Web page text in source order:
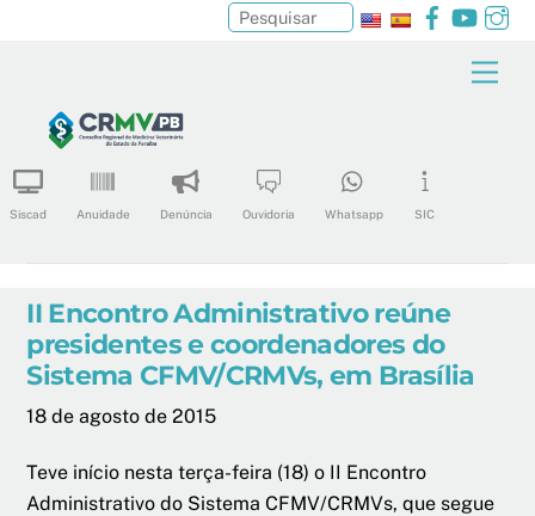
content
Facebook
Siscad Anuidade Denúncia Ouvidoria Whatsapp SIC
Pesquisar
II Encontro Administrativo reúne
presidentes e coordenadores do
Sistema CFMV/CRMVs, em Brasília
18 de agosto de 2015
Teve início nesta terça-feira (18) o II Encontro
Administrativo do Sistema CFMV/CRMVs, que segue